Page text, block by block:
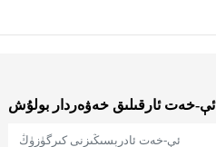
ئې-خەت ئارقىلىق خەۋەردار بولۇش